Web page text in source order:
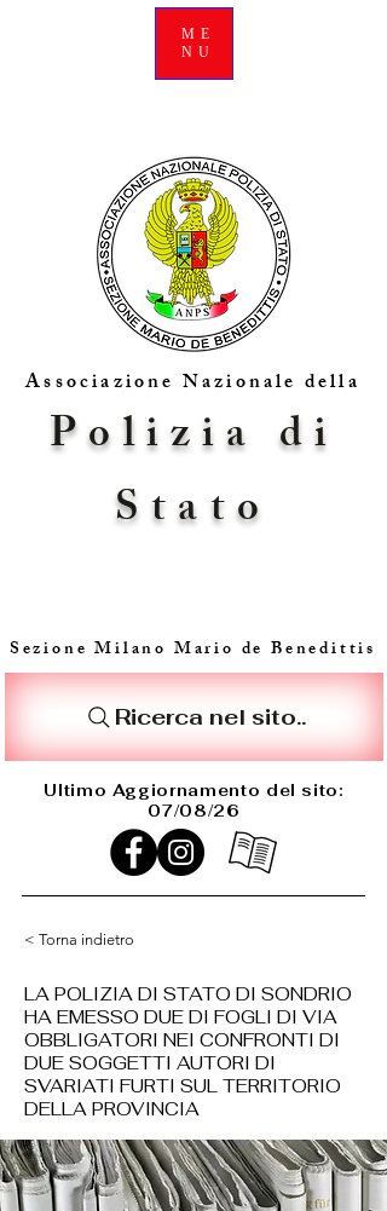
ME
NU
Associazione Nazionale della
Sezione Milano Mario de Benedittis
Ricerca nel sito..
Polizia di
Stato
Ultimo Aggiornamento del sito:
07/08/26
< Torna indietro
LA POLIZIA DI STATO DI SONDRIO
HA EMESSO DUE DI FOGLI DI VIA
OBBLIGATORI NEI CONFRONTI DI
DUE SOGGETTI AUTORI DI
SVARIATI FURTI SUL TERRITORIO
DELLA PROVINCIA